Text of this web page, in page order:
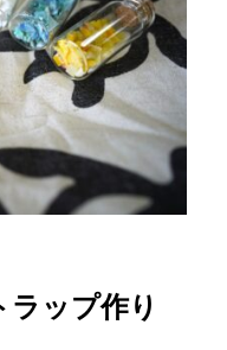
ップ作り